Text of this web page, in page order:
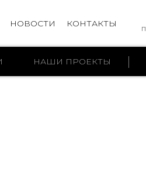
НОВОСТИ КОНТАКТЫ
НАШИ ПРОЕКТЫ